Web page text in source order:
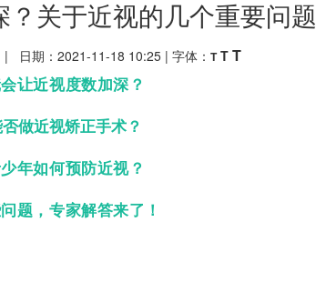
关于近视的几个重要问题
日期：2021-11-18 10:25 | 字体： T T T
让近视度数加深？
做近视矫正手术？
年如何预防近视？
题，专家解答来了！